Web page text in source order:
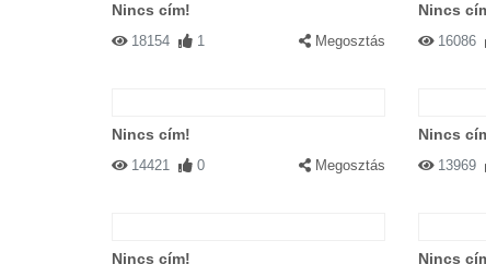
Nincs cím!
18154 1 Megosztás
Nincs
16086
Nincs cím!
14421 0 Megosztás
Nincs
13969
Nincs cím! Nincs